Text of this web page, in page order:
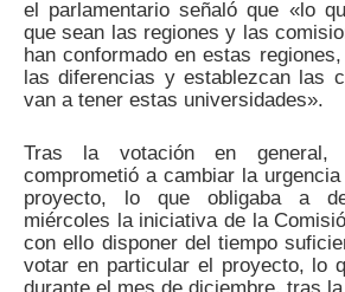
el parlamentario señaló que «lo
que sean las regiones y las
han conformado en estas
las diferencias y establezcan las
van a tener estas universidades».
Tras la votación en general,
comprometió a cambiar la
proyecto, lo que obligaba a
miércoles la iniciativa de la
con ello disponer del tiempo
votar en particular el proyecto, lo